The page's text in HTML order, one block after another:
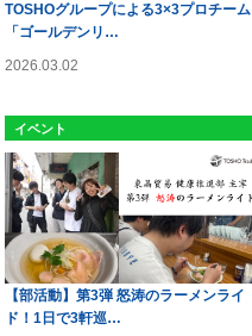
TOSHOグループによる3×3プロチーム
「ゴールデンリ…
2026.03.02
イベント
【部活動】第3弾 怒涛のラーメンライ
ド！1日で3軒巡…